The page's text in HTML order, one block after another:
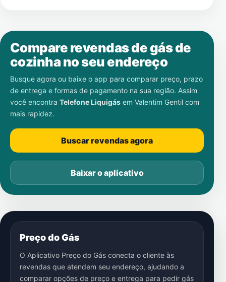
Compare revendas de gás de
cozinha no seu endereço
Busque agora ou baixe o app para comparar preço, prazo
de entrega e formas de pagamento na sua região. Assim
você encontra Telefone Liquigás em Valentim Gentil com
mais rapidez.
Buscar revendas agora
Baixar o aplicativo
Preço do Gás
O Aplicativo Preço do Gás conecta o cliente às
revendas que atendem seu endereço, ajudando a
comparar opções de preço e entrega para pedir gás